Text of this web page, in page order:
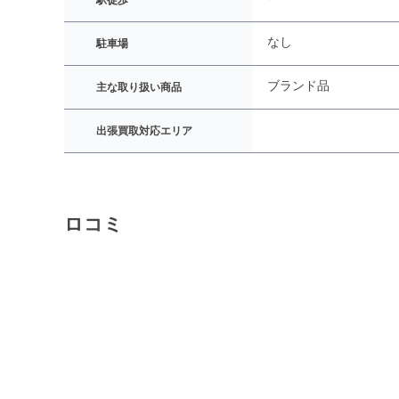
駐車場 なし
主な取り扱い商品 ブランド品
出張買取対応エリア
ロコミ